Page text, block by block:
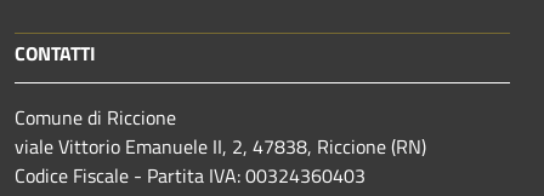
CONTATTI
Comune di Riccione
viale Vittorio Emanuele II, 2, 47838, Riccione (RN)
Codice Fiscale - Partita IVA: 00324360403